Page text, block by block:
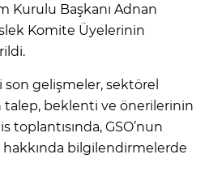
Kurulu Başkanı Adnan
Komite Üyelerinin
gelişmeler, sektörel
talep, beklenti ve önerilerinin
GSO’nun
hakkında bilgilendirmelerde